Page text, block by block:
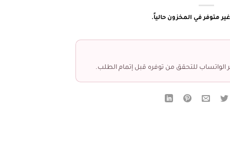
متوفر في المخزون حالياً.
الواتساب للتحقق من توفره قبل إتمام الطلب.